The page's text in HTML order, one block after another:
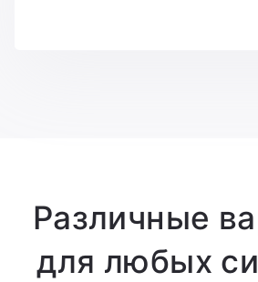
Различные
для любых